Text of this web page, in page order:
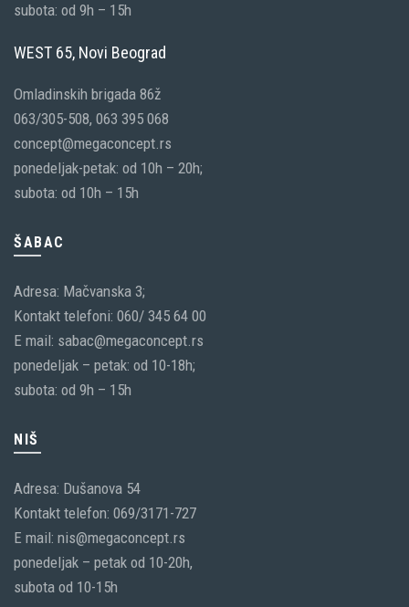
subota: od 9h – 15h
WEST 65, Novi Beograd
Omladinskih brigada 86ž
063/305-508, 063 395 068
concept@megaconcept.rs
ponedeljak-petak: od 10h – 20h;
subota: od 10h – 15h
ŠABAC
Adresa: Mačvanska 3;
Kontakt telefoni: 060/ 345 64 00
E mail: sabac@megaconcept.rs
ponedeljak – petak: od 10-18h;
subota: od 9h – 15h
NIŠ
Adresa: Dušanova 54
Kontakt telefon: 069/3171-727
E mail: nis@megaconcept.rs
ponedeljak – petak od 10-20h,
subota od 10-15h